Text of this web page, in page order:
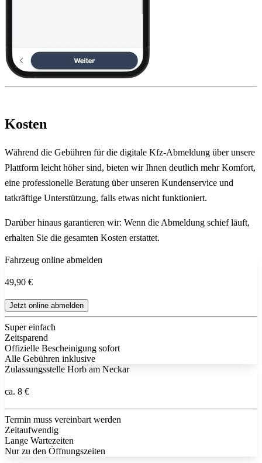
Kosten
Während die Gebühren für die digitale Kfz-Abmeldung über unsere
Plattform leicht höher sind, bieten wir Ihnen deutlich mehr Komfort,
eine professionelle Beratung über unseren Kundenservice und
tatkräftige Unterstützung, falls etwas nicht funktioniert.
Darüber hinaus garantieren wir: Wenn die Abmeldung schief läuft,
erhalten Sie die gesamten Kosten erstattet.
Fahrzeug online abmelden
49,90 €
Jetzt online abmelden
Super einfach
Zeitsparend
Offizielle Bescheinigung sofort
Alle Gebühren inklusive
Zulassungsstelle Horb am Neckar
ca. 8 €
Termin muss vereinbart werden
Zeitaufwendig
Lange Wartezeiten
Nur zu den Öffnungszeiten